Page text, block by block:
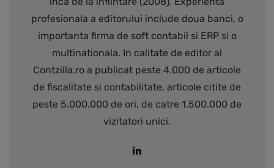
profesionala a editorului include doua banci, o
importanta firma de soft contabil si ERP si o
multinationala. In calitate de editor al
Contzilla.ro a publicat peste 4.000 de articole
de fiscalitate si contabilitate, articole citite de
peste 5.000.000 de ori, de catre 1.500.000 de
vizitatori unici.